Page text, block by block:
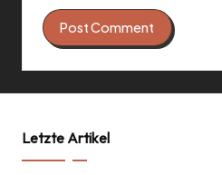
Letzte Artikel